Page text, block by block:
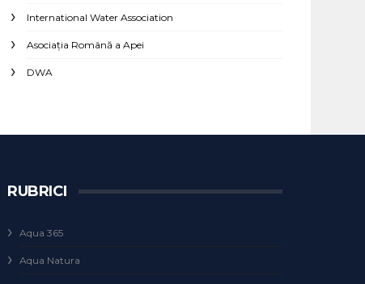
International Water Association
Asociaţia Română a Apei
DWA
RUBRICI
Aqua 365
Aqua Natura